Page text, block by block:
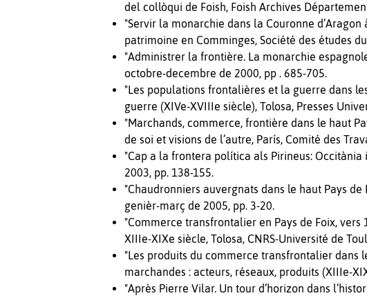
del collòqui de Foish, Foish Archives
"Servir la monarchie dans la Couronne
patrimoine en Comminges, Société des études
"Administrer la frontière. La monarchie
octobre-decembre de 2000, pp . 685-705.
"Les populations frontalières et la guerre dans
guerre (XIVe-XVIIIe siècle), Tolosa, Presses
"Marchands, commerce, frontière dans le haut
de soi et visions de l’autre, París, Comité des
"Cap a la frontera política als Pirineus: Occitània
2003, pp. 138-155.
"Chaudronniers auvergnats dans le haut Pays
genièr-març de 2005, pp. 3-20.
"Commerce transfrontalier en Pays de Foix,
XIIIe-XIXe siècle, Tolosa, CNRS-Université de
"Les produits du commerce transfrontalier dans
marchandes : acteurs, réseaux, produits (XIIIe-
"Après Pierre Vilar. Un tour d’horizon dans